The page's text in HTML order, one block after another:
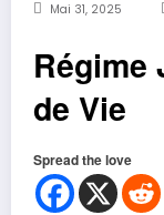
Mai 31, 2025
Régime
de Vie
Spread the love